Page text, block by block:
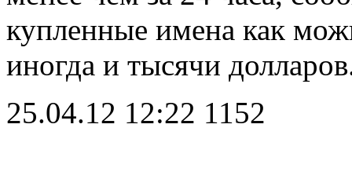
купленные имена как
иногда и тысячи
25.04.12 12:22 1152